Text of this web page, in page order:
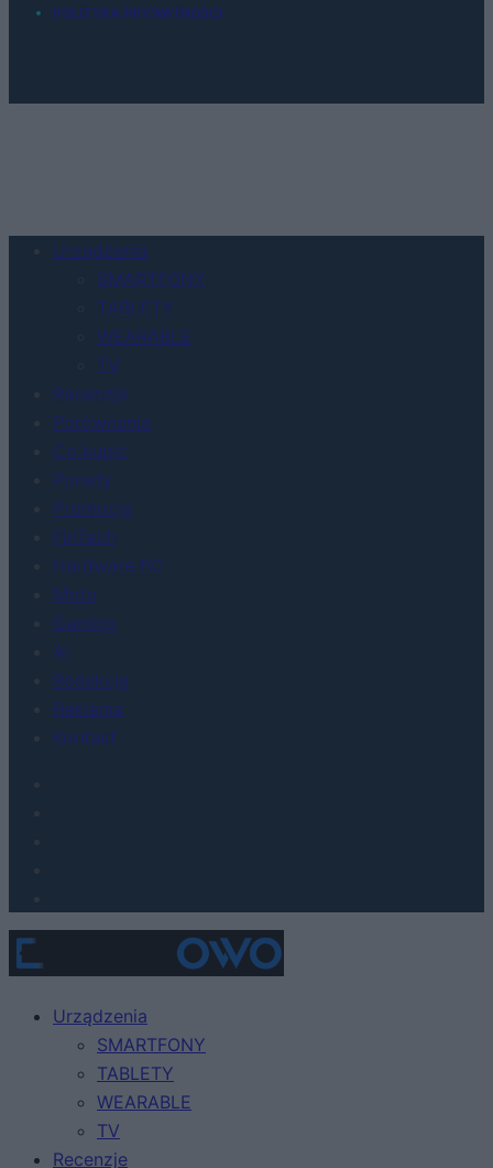
POLITYKA PRYWATNOŚCI
Urządzenia
SMARTFONY
TABLETY
WEARABLE
TV
Recenzje
Porównania
Co kupić
Porady
Promocje
FinTech
Hardware PC
Moto
Gaming
AI
Redakcja
Reklama
Kontakt
Urządzenia
SMARTFONY
TABLETY
WEARABLE
TV
Recenzje